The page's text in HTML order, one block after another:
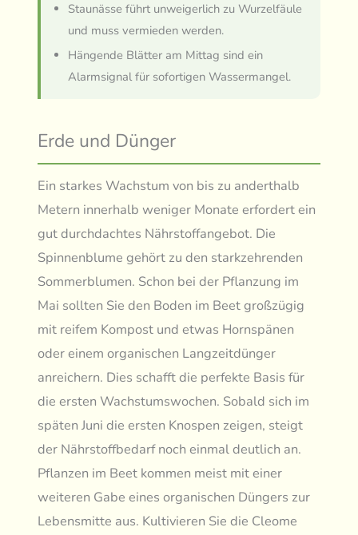
Staunässe führt unweigerlich zu Wurzelfäule
und muss vermieden werden.
Hängende Blätter am Mittag sind ein
Alarmsignal für sofortigen Wassermangel.
Erde und Dünger
Ein starkes Wachstum von bis zu anderthalb
Metern innerhalb weniger Monate erfordert ein
gut durchdachtes Nährstoffangebot. Die
Spinnenblume gehört zu den starkzehrenden
Sommerblumen. Schon bei der Pflanzung im
Mai sollten Sie den Boden im Beet großzügig
mit reifem Kompost und etwas Hornspänen
oder einem organischen Langzeitdünger
anreichern. Dies schafft die perfekte Basis für
die ersten Wachstumswochen. Sobald sich im
späten Juni die ersten Knospen zeigen, steigt
der Nährstoffbedarf noch einmal deutlich an.
Pflanzen im Beet kommen meist mit einer
weiteren Gabe eines organischen Düngers zur
Lebensmitte aus. Kultivieren Sie die Cleome